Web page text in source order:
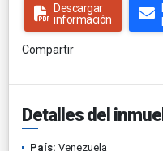
Descargar
información
Compartir
Detalles del
País: Venezuela